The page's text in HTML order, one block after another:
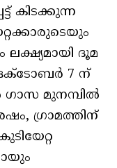
കിടക്കുന്ന
ദൂമ
ഒക്ടോബര്‍ 7 ന്
ഗാസ മുനമ്പില്‍
ഗ്രാമത്തിന്